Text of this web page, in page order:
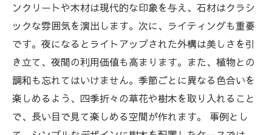
ンクリートや木材は現代的な印象を与え、石材はクラシ
ックな雰囲気を演出します。次に、ライティングも重要
です。夜になるとライトアップされた外構は美しさを引
き立て、夜間の利用価値も高まります。また、植物との
調和も忘れてはいけません。季節ごとに異なる色合いを
楽しめるよう、四季折々の草花や樹木を取り入れること
で、長い目で見て楽しめる空間が作れます。 事例とし